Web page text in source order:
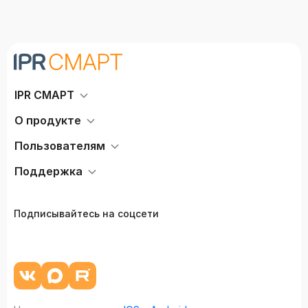
IPR СМАРТ
О продукте
Пользователям
Поддержка
Подписывайтесь на соцсети